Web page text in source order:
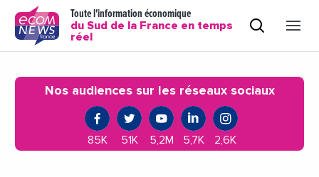
Toute l'information économique
du Sud de la France en temps
réel
Nos audiences sur les réseaux sociaux
85K 51K 5,2M 5,7K 2,6K